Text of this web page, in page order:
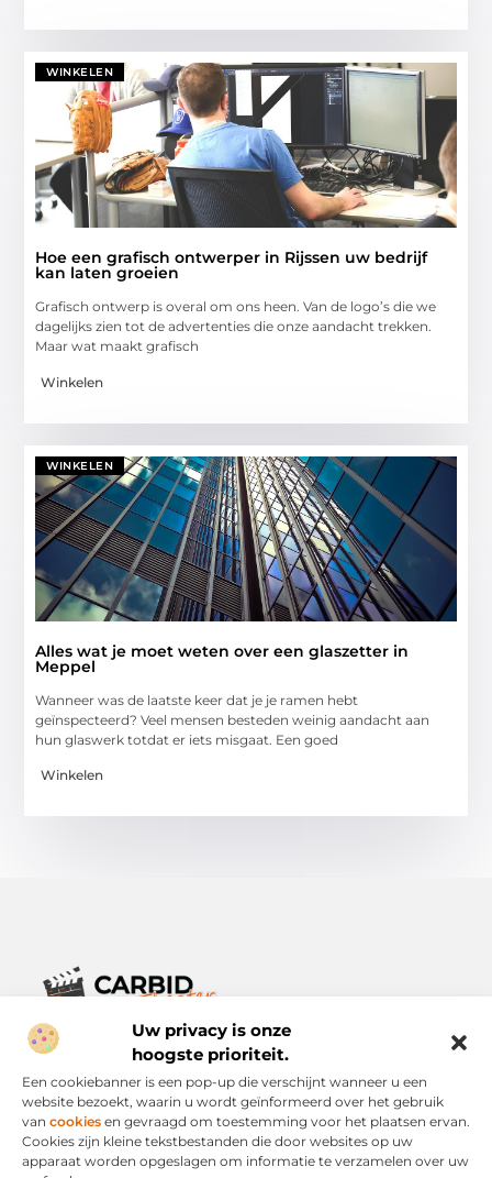
Uw privacy is onze
hoogste prioriteit.
Een cookiebanner is een pop-up die verschijnt wanneer u een
website bezoekt, waarin u wordt geïnformeerd over het gebruik
van cookies en gevraagd om toestemming voor het plaatsen ervan.
Cookies zijn kleine tekstbestanden die door websites op uw
apparaat worden opgeslagen om informatie te verzamelen over uw
WINKELEN
Hoe een grafisch ontwerper in Rijssen uw bedrijf
kan laten groeien
Grafisch ontwerp is overal om ons heen. Van de logo’s die we
dagelijks zien tot de advertenties die onze aandacht trekken.
Maar wat maakt grafisch
Winkelen
WINKELEN
Alles wat je moet weten over een glaszetter in
Meppel
Wanneer was de laatste keer dat je je ramen hebt
geïnspecteerd? Veel mensen besteden weinig aandacht aan
hun glaswerk totdat er iets misgaat. Een goed
Winkelen
Verhalen die het alledaagse leven verrijken.
Ontdek een breed scala aan blogs en artikelen die je inspireren,
informeren en verrijken – voor elke dag, voor iedereen.
Bericht categorie